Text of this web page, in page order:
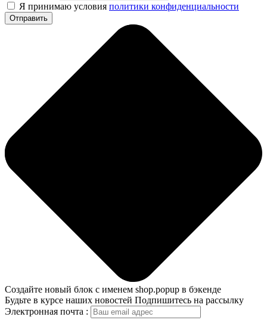
Я принимаю условия политики конфиденциальности
Отправить
Создайте новый блок с именем shop.popup в бэкенде
Будьте в курсе наших новостей Подпишитесь на рассылку
Электронная почта :